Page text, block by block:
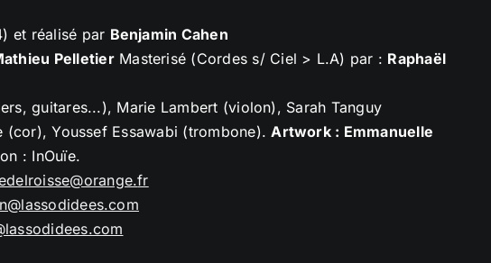
et réalisé par Benjamin Cahen
PelletierMasterisé (Cordes s/ Ciel > L.A) par : Raphaël
guitares...), Marie Lambert (violon), Sarah Tanguy
Youssef Essawabi (trombone).Artwork : Emmanuelle
: InOuïe.
fr